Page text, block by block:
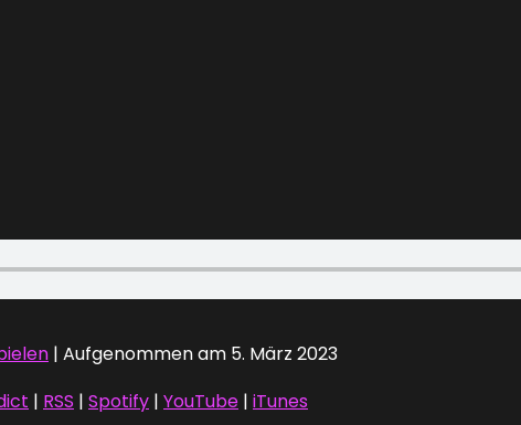
| Aufgenommen am 5. März 2023
| RSS | Spotify | YouTube | iTunes